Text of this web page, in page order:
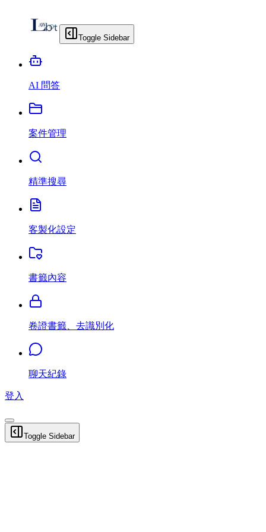
Toggle Sidebar
AI 問答
案件管理
精準搜尋
客製化設定
書籤內容
卷證書籤、去識別化
聊天紀錄
登入
Toggle Sidebar